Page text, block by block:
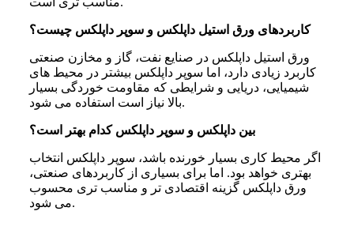
کاربردهای ورق استیل داپلکس و سوپر داپلکس چیست؟
ورق استیل داپلکس در صنایع نفت، گاز و مخازن صنعتی
کاربرد زیادی دارد، اما سوپر داپلکس بیشتر در محیط های
شیمیایی، دریایی و شرایطی که مقاومت خوردگی بسیار
بالا نیاز است استفاده می شود.
بین داپلکس و سوپر داپلکس کدام بهتر است؟
اگر محیط کاری بسیار خورنده باشد، سوپر داپلکس انتخاب
بهتری خواهد بود. اما برای بسیاری از کاربردهای صنعتی،
ورق داپلکس گزینه اقتصادی تر و مناسب تری محسوب
می شود.